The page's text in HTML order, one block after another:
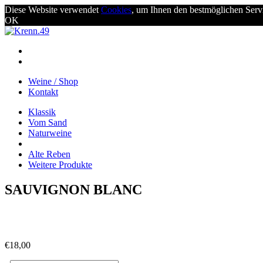
Diese Website verwendet Cookies, um Ihnen den bestmöglichen
OK
Weine / Shop
Kontakt
Klassik
Vom Sand
Naturweine
Alte Reben
Weitere Produkte
SAUVIGNON BLANC
€18,00